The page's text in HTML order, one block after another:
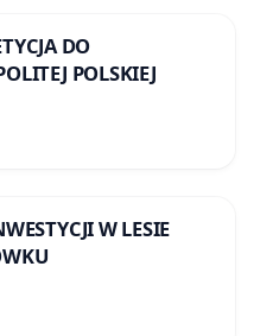
DO
POLSKIEJ
W LESIE